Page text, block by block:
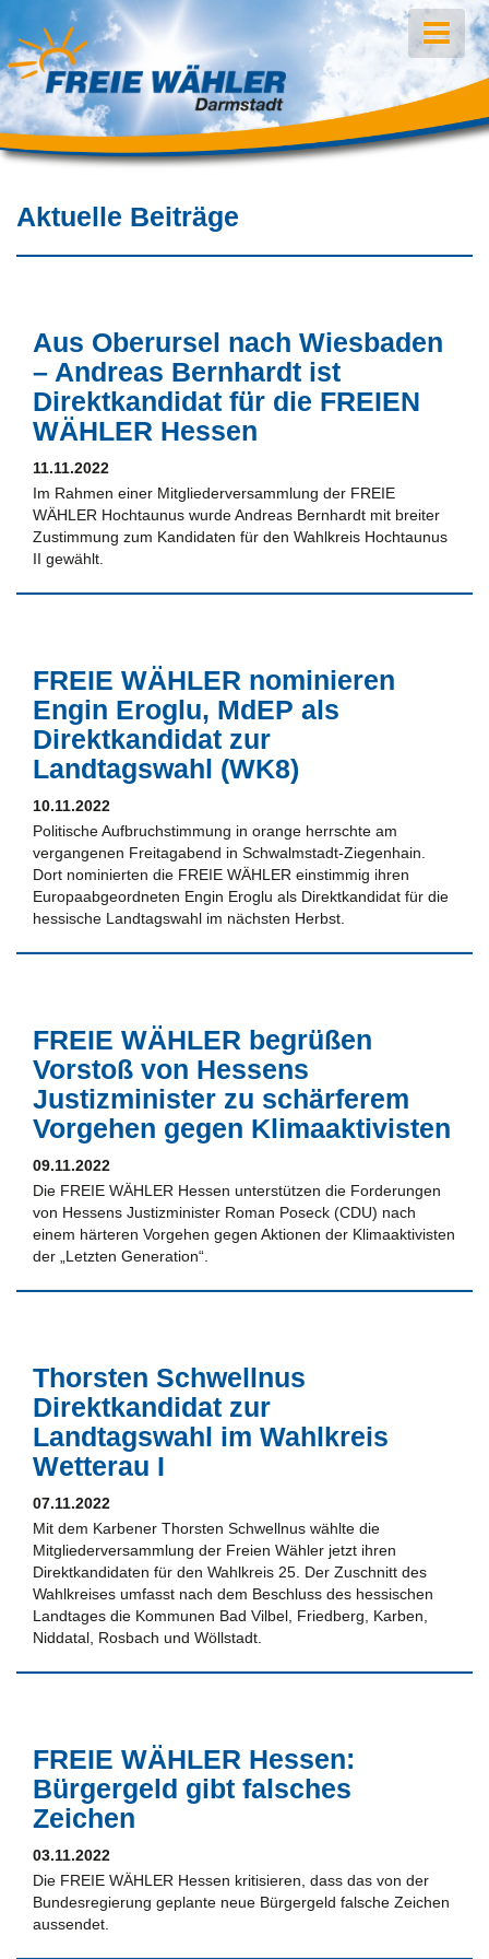
Aktuelle Beiträge
Aus Oberursel nach Wiesbaden
– Andreas Bernhardt ist
Direktkandidat für die FREIEN
WÄHLER Hessen
11.11.2022
Im Rahmen einer Mitgliederversammlung der FREIE
WÄHLER Hochtaunus wurde Andreas Bernhardt mit breiter
Zustimmung zum Kandidaten für den Wahlkreis Hochtaunus
II gewählt.
FREIE WÄHLER nominieren
Engin Eroglu, MdEP als
Direktkandidat zur
Landtagswahl (WK8)
10.11.2022
Politische Aufbruchstimmung in orange herrschte am
vergangenen Freitagabend in Schwalmstadt-Ziegenhain.
Dort nominierten die FREIE WÄHLER einstimmig ihren
Europaabgeordneten Engin Eroglu als Direktkandidat für die
hessische Landtagswahl im nächsten Herbst.
FREIE WÄHLER begrüßen
Vorstoß von Hessens
Justizminister zu schärferem
Vorgehen gegen Klimaaktivisten
09.11.2022
Die FREIE WÄHLER Hessen unterstützen die Forderungen
von Hessens Justizminister Roman Poseck (CDU) nach
einem härteren Vorgehen gegen Aktionen der Klimaaktivisten
der „Letzten Generation“.
Thorsten Schwellnus
Direktkandidat zur
Landtagswahl im Wahlkreis
Wetterau I
07.11.2022
Mit dem Karbener Thorsten Schwellnus wählte die
Mitgliederversammlung der Freien Wähler jetzt ihren
Direktkandidaten für den Wahlkreis 25. Der Zuschnitt des
Wahlkreises umfasst nach dem Beschluss des hessischen
Landtages die Kommunen Bad Vilbel, Friedberg, Karben,
Niddatal, Rosbach und Wöllstadt.
FREIE WÄHLER Hessen:
Bürgergeld gibt falsches
Zeichen
03.11.2022
Die FREIE WÄHLER Hessen kritisieren, dass das von der
Bundesregierung geplante neue Bürgergeld falsche Zeichen
aussendet.